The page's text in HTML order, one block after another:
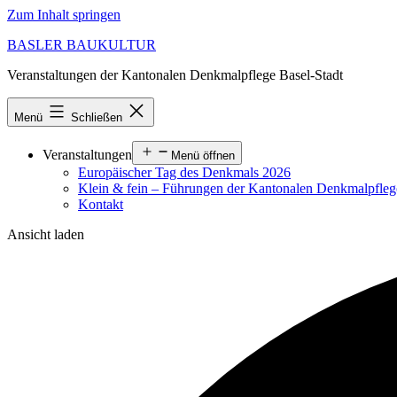
Zum Inhalt springen
BASLER BAUKULTUR
Veranstaltungen der Kantonalen Denkmalpflege Basel-Stadt
Menü Schließen
Veranstaltungen Menü öffnen
Europäischer Tag des Denkmals 2026
Klein & fein – Führungen der Kantonalen
Kontakt
Ansicht laden